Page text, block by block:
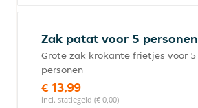
Zak patat voor 5 personen
Grote zak krokante frietjes voor 5
personen
€ 13,99
incl. statiegeld (€ 0,00)